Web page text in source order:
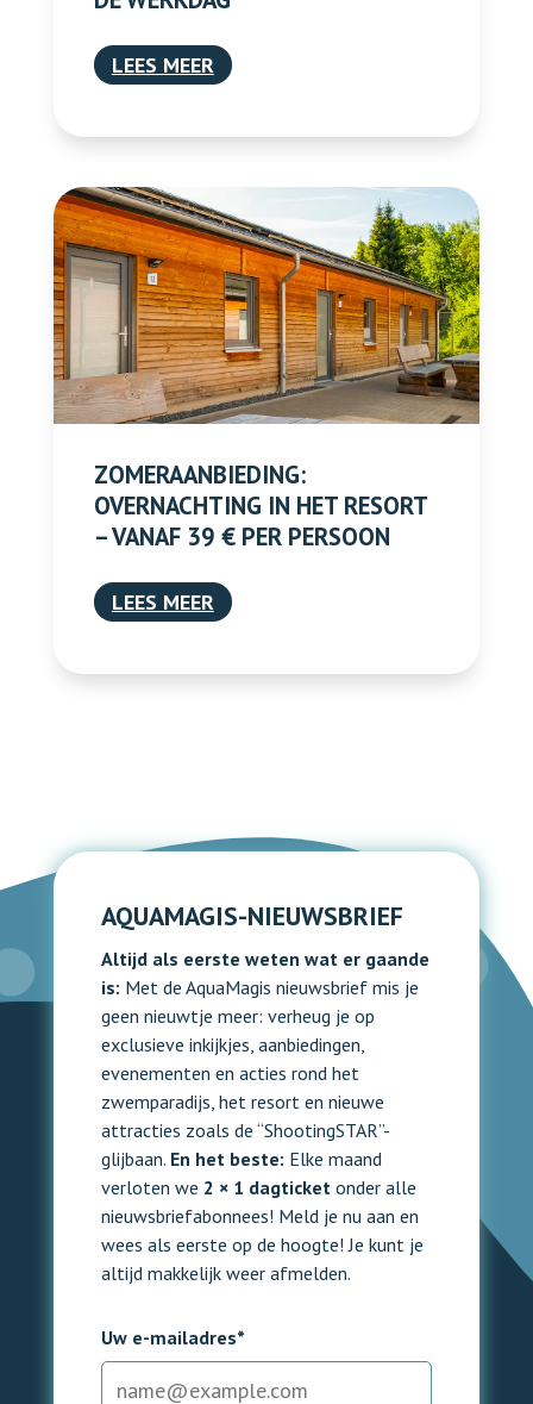
LEES MEER
ZOMERAANBIEDING:
OVERNACHTING IN HET RESORT
– VANAF 39 € PER PERSOON
LEES MEER
AQUAMAGIS-NIEUWSBRIEF
Altijd als eerste weten wat er gaande
is: Met de AquaMagis nieuwsbrief mis je
geen nieuwtje meer: verheug je op
exclusieve inkijkjes, aanbiedingen,
evenementen en acties rond het
zwemparadijs, het resort en nieuwe
attracties zoals de “ShootingSTAR”-
glijbaan. En het beste: Elke maand
verloten we 2 × 1 dagticket onder alle
nieuwsbriefabonnees! Meld je nu aan en
wees als eerste op de hoogte! Je kunt je
altijd makkelijk weer afmelden.
Uw e-mailadres*